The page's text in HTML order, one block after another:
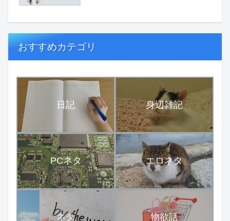
おすすめカテゴリ
日記 身辺雑記
PCネタ エロネタ
ネタ 物欲話